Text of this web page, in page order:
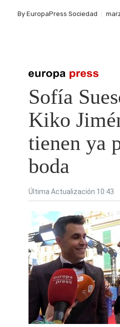
By EuropaPress Sociedad